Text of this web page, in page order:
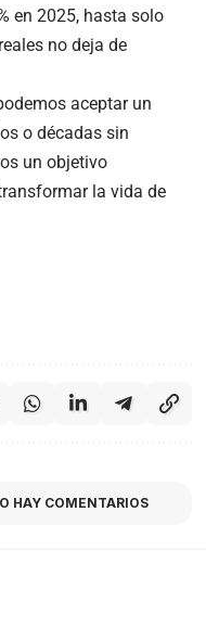
en 2025, hasta solo
no deja de
aceptar un
o décadas sin
un objetivo
la vida de
HAY COMENTARIOS